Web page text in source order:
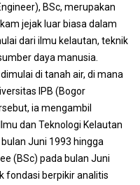
BSc, merupakan
jejak luar biasa dalam
dari ilmu kelautan, teknik
daya manusia.
di tanah air, di mana
IPB (Bogor
ia mengambil
dan Teknologi Kelautan
Juni 1993 hingga
(BSc) pada bulan Juni
fondasi berpikir analitis